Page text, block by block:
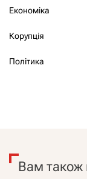
Економіка
Корупція
Політика
Вам також